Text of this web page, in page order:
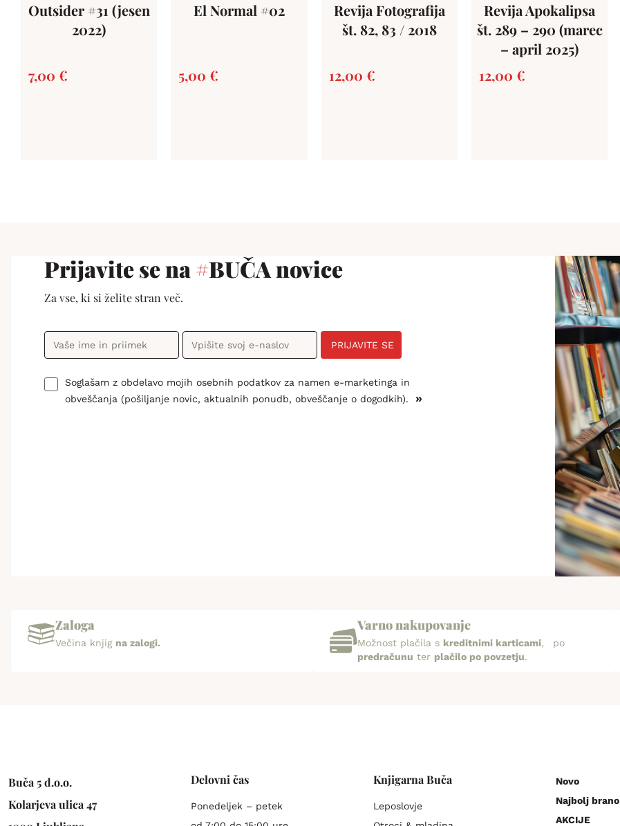
Outsider #31 (jesen
2022)
7,00 €
El Normal #02
5,00€
Revija Fotografija
št. 82, 83 / 2018
12,00 €
Revija Apokalipsa
št. 289 – 290 (marec
– april 2025)
12,00 €
Prijavite se na#BUČA novice
Za vse, ki si želite stran več.
Soglašam z obdelavo mojih osebnih podatkov za namen e-marketinga in
obveščanja (pošiljanje novic, aktualnih ponudb, obveščanje o dogodkih).
»
PRIJAVITE SE
Zaloga
Večina knjig na zalogi.
Varno nakupovanje
Možnost plačila s kreditnimi karticami, po
predračunu ter plačilo po povzetju.
Buča 5 d.o.o.
Kolarjeva ulica 47
Delovni čas
Ponedeljek – petek
Knjigarna Buča
Leposlovje
Novo
Najbolj brano
AKCIJE